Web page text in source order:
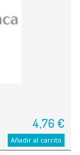
4,76 €
Añadir al carrito